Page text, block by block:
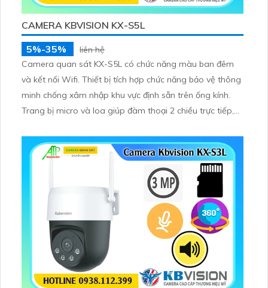
CAMERA KBVISION KX-S5L
5%-35%
liên hệ
Camera quan sát KX-S5L có chức năng màu ban đêm
và kết nối Wifi. Thiết bị tích hợp chức năng bảo vệ thông
minh chống xâm nhập khu vực định sẵn trên ống kính.
Trang bị micro và loa giúp đàm thoại 2 chiều trực tiếp,